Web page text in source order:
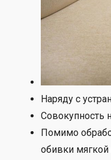
Наряду с
Совокупность
Помимо
обивки